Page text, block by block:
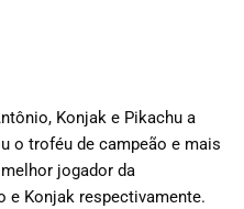
Konjak e Pikachu a
o troféu de campeão e mais
jogador da
e Konjak respectivamente.